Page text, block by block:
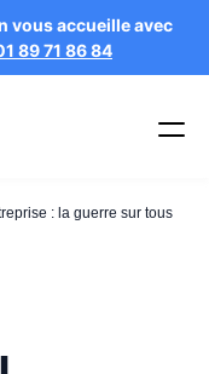
vous accueille avec
89 71 86 84
: la guerre sur tous